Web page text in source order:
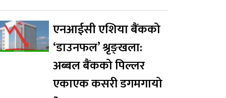
एनआईसी एशिया बैंकको
‘डाउनफल’ श्रृङ्खला:
अब्बल बैंकको पिल्लर
एकाएक कसरी डगमगायो